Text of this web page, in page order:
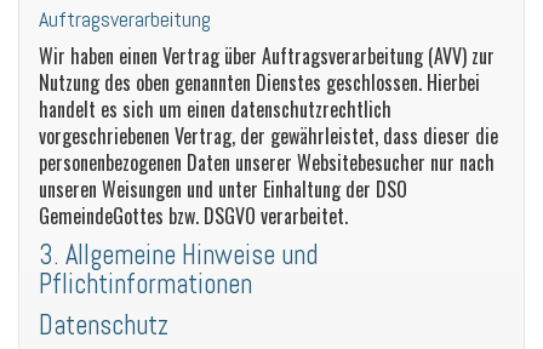
Auftragsverarbeitung
Wir haben einen Vertrag über Auftragsverarbeitung (AVV) zur
Nutzung des oben genannten Dienstes geschlossen. Hierbei
handelt es sich um einen datenschutzrechtlich
vorgeschriebenen Vertrag, der gewährleistet, dass dieser die
personenbezogenen Daten unserer Websitebesucher nur nach
unseren Weisungen und unter Einhaltung der DSO
GemeindeGottes bzw. DSGVO verarbeitet.
3. Allgemeine Hinweise und
Pflichtinformationen
Datenschutz